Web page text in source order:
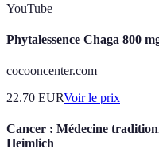
YouTube
Phytalessence Chaga 800
cocooncenter.com
22.70 EURVoir le prix
Cancer : Médecine
Heimlich